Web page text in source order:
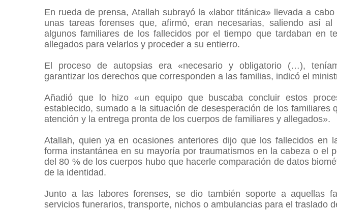
En rueda de prensa, Atallah subrayó la «labor titánica» llevada a
unas tareas forenses que, afirmó, eran necesarias, saliendo así
algunos familiares de los fallecidos por el tiempo que tardaban en
allegados para velarlos y proceder a su entierro.
El proceso de autopsias era «necesario y obligatorio (…),
garantizar los derechos que corresponden a las familias, indicó el
Añadió que lo hizo «un equipo que buscaba concluir estos
establecido, sumado a la situación de desesperación de los familiares
atención y la entrega pronta de los cuerpos de familiares y allegados».
Atallah, quien ya en ocasiones anteriores dijo que los fallecidos en
forma instantánea en su mayoría por traumatismos en la cabeza o el
del 80 % de los cuerpos hubo que hacerle comparación de datos
de la identidad.
Junto a las labores forenses, se dio también soporte a aquellas
servicios funerarios, transporte, nichos o ambulancias para el traslado